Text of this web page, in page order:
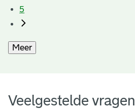
5
Meer
Veelgestelde vragen